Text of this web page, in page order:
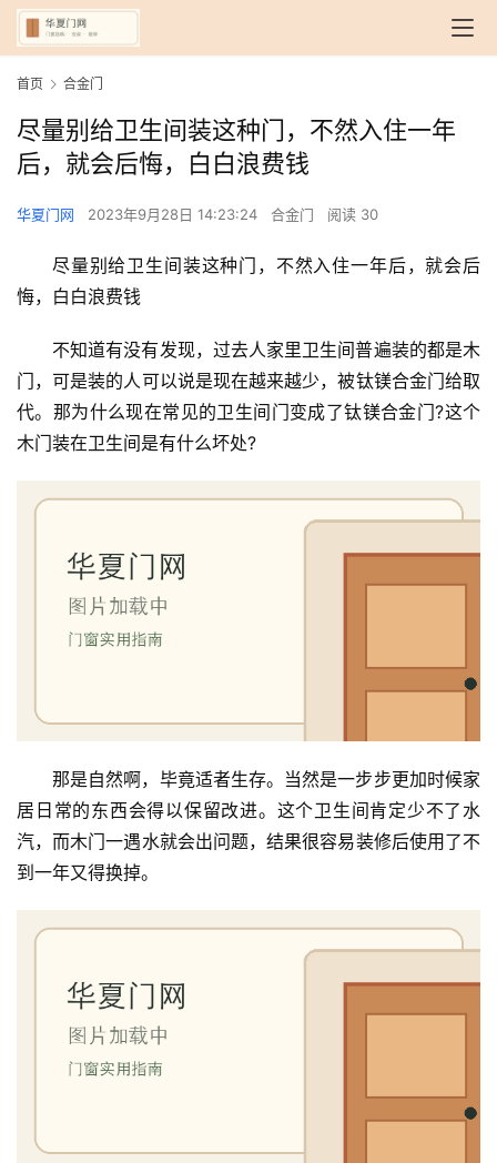
首页 合金门
尽量别给卫生间装这种门，不然入住一年
后，就会后悔，白白浪费钱
华夏门网 2023年9月28日 14:23:24 合金门 阅读 30
尽量别给卫生间装这种门，不然入住一年后，就会后
悔，白白浪费钱
不知道有没有发现，过去人家里卫生间普遍装的都是木
门，可是装的人可以说是现在越来越少，被钛镁合金门给取
代。那为什么现在常见的卫生间门变成了钛镁合金门?这个
木门装在卫生间是有什么坏处?
那是自然啊，毕竟适者生存。当然是一步步更加时候家
居日常的东西会得以保留改进。这个卫生间肯定少不了水
汽，而木门一遇水就会出问题，结果很容易装修后使用了不
到一年又得换掉。